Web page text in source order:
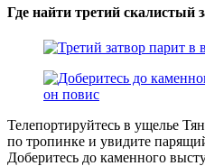
Где найти третий скалистый
Телепортируйтесь в ущелье
по тропинке и увидите
Доберитесь до каменного